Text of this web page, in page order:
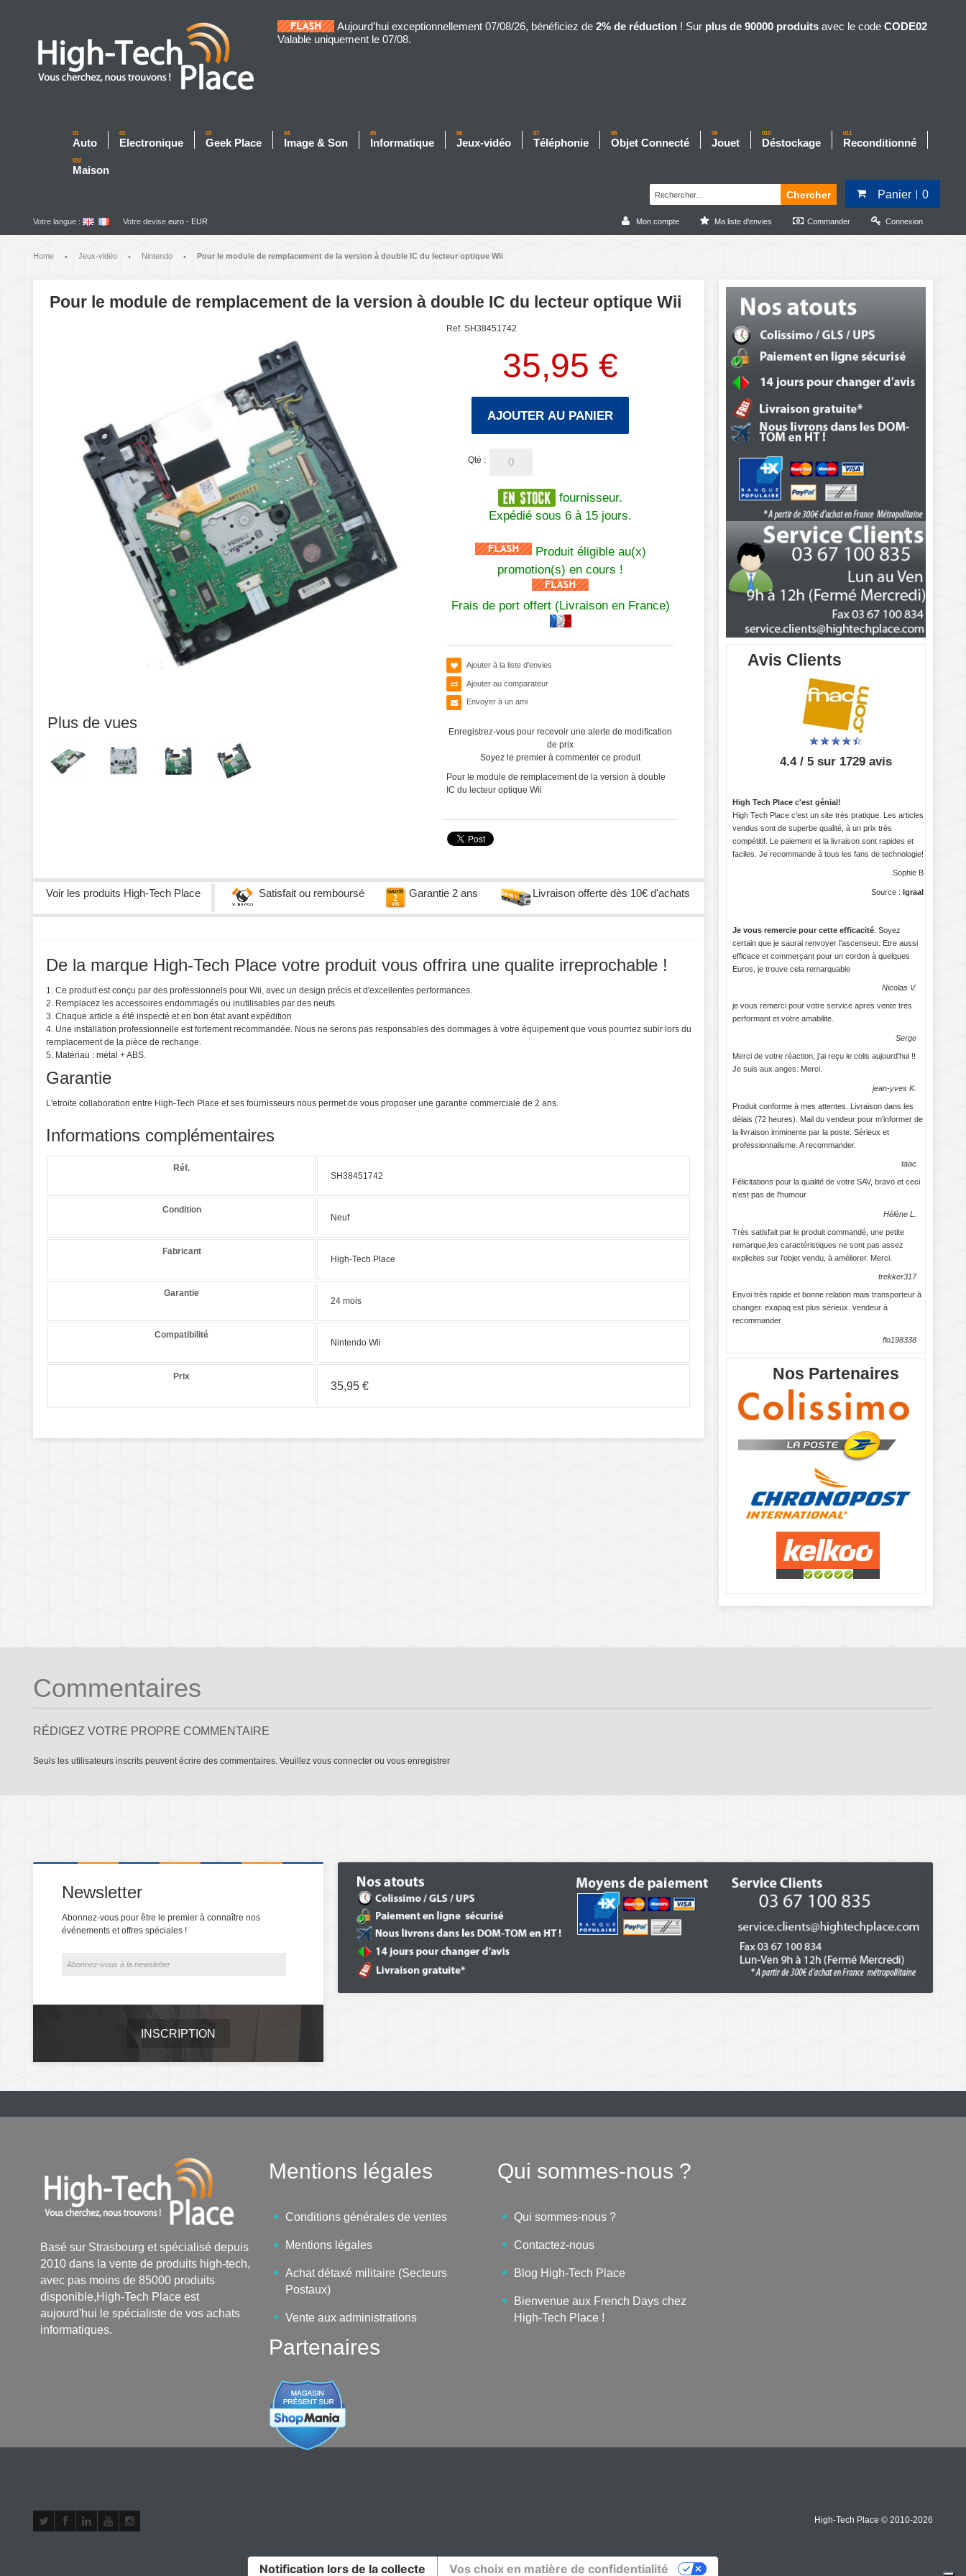
Aujourd’hui exceptionnellement 07/08/26, bénéficiez de 2% de réduction ! Sur plus de 90000 produits avec le code CODE02
Valable uniquement le 07/08.
01
Auto
02
Electronique
03
Geek Place
04
Image & Son
05
Informatique
06
Jeux-vidéo
07
Téléphonie
08
Objet Connecté
09
Jouet
010
Déstockage
011
Reconditionné
012
Maison
Panier
0
Chercher
Mon compte Ma liste d'envies Commander Connexion
Votre langue : Votre devise euro - EUR
Home • Jeux-vidéo • Nintendo • Pour le module de remplacement de la version à double IC du lecteur optique Wii
Pour le module de remplacement de la version à double IC du lecteur optique Wii
Plus de vues
Ref. SH38451742
35,95 €
AJOUTER AU PANIER
Qté :
fournisseur.
Expédié sous 6 à 15 jours.
Produit éligible au(x)
promotion(s) en cours !
Frais de port offert (Livraison en France)
Ajouter à la liste d'envies
Ajouter au comparateur
Envoyer à un ami
Enregistrez-vous pour recevoir une alerte de modification
de prix
Soyez le premier à commenter ce produit
Pour le module de remplacement de la version à double
IC du lecteur optique Wii
Voir les produits High-Tech Place Satisfait ou remboursé Garantie 2 ans Livraison offerte dès 10€ d'achats
De la marque High-Tech Place votre produit vous offrira une qualite irreprochable !
1. Ce produit est conçu par des professionnels pour Wii, avec un design précis et d'excellentes performances.
2. Remplacez les accessoires endommagés ou inutilisables par des neufs
3. Chaque article a été inspecté et en bon état avant expédition
4. Une installation professionnelle est fortement recommandée. Nous ne serons pas responsables des dommages à votre équipement que vous pourriez subir lors du
remplacement de la pièce de rechange.
5. Matériau : métal + ABS.
Garantie
L'etroite collaboration entre High-Tech Place et ses fournisseurs nous permet de vous proposer une garantie commerciale de 2 ans.
Informations complémentaires
Réf.
SH38451742
Condition
Neuf
Fabricant
High-Tech Place
Garantie
24 mois
Compatibilité
Nintendo Wii
Prix
35,95 €
Avis Clients
4.4 / 5 sur 1729 avis
High Tech Place c'est génial!
High Tech Place c'est un site très pratique. Les articles
vendus sont de superbe qualité, à un prix très
compétitif. Le paiement et la livraison sont rapides et
faciles. Je recommande à tous les fans de technologie!
Sophie B
Source : Igraal
Je vous remercie pour cette efficacité . Soyez
certain que je saurai renvoyer l’ascenseur. Etre aussi
efficace et commerçant pour un cordon à quelques
Euros, je trouve cela remarquable
Nicolas V.
je vous remerci pour votre service apres vente tres
performant et votre amabilite.
Serge
Merci de votre réaction, j'ai reçu le colis aujourd'hui !!
Je suis aux anges. Merci.
jean-yves K.
Produit conforme à mes attentes. Livraison dans les
délais (72 heures). Mail du vendeur pour m'informer de
la livraison imminente par la poste. Sérieux et
professionnalisme. A recommander.
taac
Félicitations pour la qualité de votre SAV, bravo et ceci
n'est pas de l'humour
Hélène L.
Très satisfait par le produit commandé, une petite
remarque,les caractéristiques ne sont pas assez
explicites sur l'objet vendu, à améliorer. Merci.
trekker317
Envoi trés rapide et bonne relation mais transporteur à
changer. exapaq est plus sérieux. vendeur à
recommander
flo198338
Nos Partenaires
Commentaires
RÉDIGEZ VOTRE PROPRE COMMENTAIRE
Seuls les utilisateurs inscrits peuvent écrire des commentaires. Veuillez vous connecter ou vous enregistrer
Newsletter
Abonnez-vous pour être le premier à connaître nos
événements et offres spéciales !
INSCRIPTION
Basé sur Strasbourg et spécialisé depuis
2010 dans la vente de produits high-tech,
avec pas moins de 85000 produits
disponible,High-Tech Place est
aujourd'hui le spécialiste de vos achats
informatiques.
Mentions légales
Conditions générales de ventes
Mentions légales
Achat détaxé militaire (Secteurs
Postaux)
Vente aux administrations
Qui sommes-nous ?
Qui sommes-nous ?
Contactez-nous
Blog High-Tech Place
Bienvenue aux French Days chez
High-Tech Place !
Partenaires
High-Tech Place © 2010-2026
Notification lors de la collecte Vos choix en matière de confidentialité